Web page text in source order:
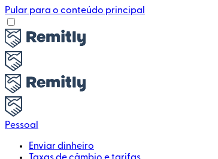
Pular para o conteúdo principal
Pessoal
Enviar dinheiro